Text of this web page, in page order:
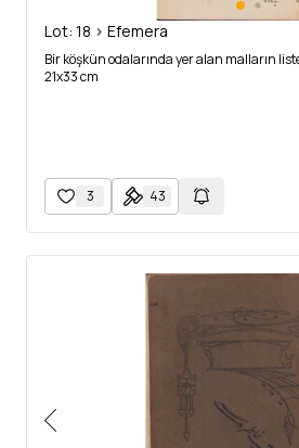
Lot: 18 > Efemera
Bir köşkün odalarında yer alan malların
21x33 cm
3 43